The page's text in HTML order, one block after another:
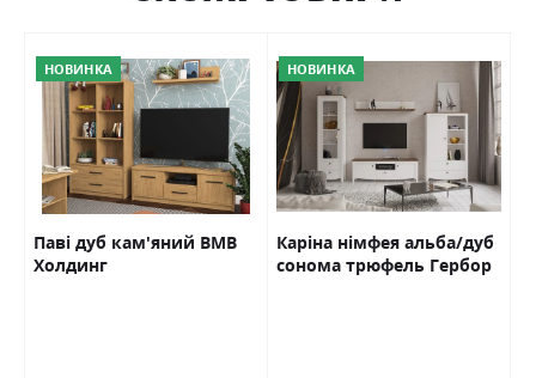
НОВИНКА
Паві дуб кам'яний ВМВ
Холдинг
НОВИНКА
Каріна німфея альба/дуб
сонома трюфель Гербор